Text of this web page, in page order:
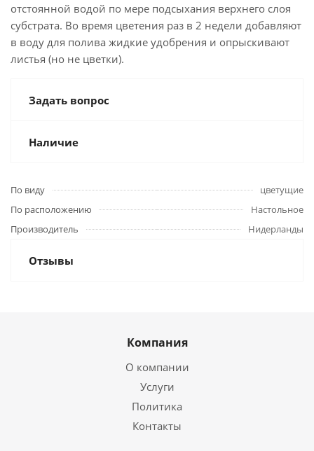
отстоянной водой по мере подсыхания верхнего слоя
субстрата. Во время цветения раз в 2 недели добавляют
в воду для полива жидкие удобрения и опрыскивают
листья (но не цветки).
Задать вопрос
Наличие
По виду
цветущие
По расположению
Настольное
Производитель
Нидерланды
Отзывы
Компания
О компании
Услуги
Политика
Контакты